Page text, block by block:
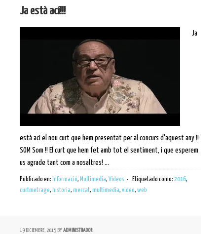
Ja està ací!!!
Ja
està ací el nou curt que hem presentat per al concurs d'aquest any !!
SOM Som !! El curt que hem fet amb tot el sentiment, i que esperem
us agrade tant com a nosaltres! ...
Publicado en: Informació, Multimedia, Videos Etiquetado como: 2016,
curtmetrage, historia, mercat, multimedia, video, web
19 DICIEMBRE, 2015 BY ADMINISTRADOR